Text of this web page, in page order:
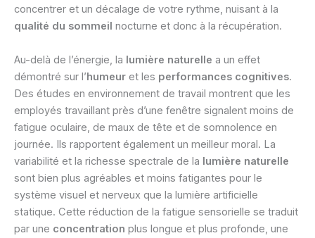
concentrer et un décalage de votre rythme, nuisant à la
qualité du sommeil nocturne et donc à la récupération.
Au-delà de l’énergie, la lumière naturelle a un effet
démontré sur l’humeur et les performances cognitives.
Des études en environnement de travail montrent que les
employés travaillant près d’une fenêtre signalent moins de
fatigue oculaire, de maux de tête et de somnolence en
journée. Ils rapportent également un meilleur moral. La
variabilité et la richesse spectrale de la lumière naturelle
sont bien plus agréables et moins fatigantes pour le
système visuel et nerveux que la lumière artificielle
statique. Cette réduction de la fatigue sensorielle se traduit
par une concentration plus longue et plus profonde, une